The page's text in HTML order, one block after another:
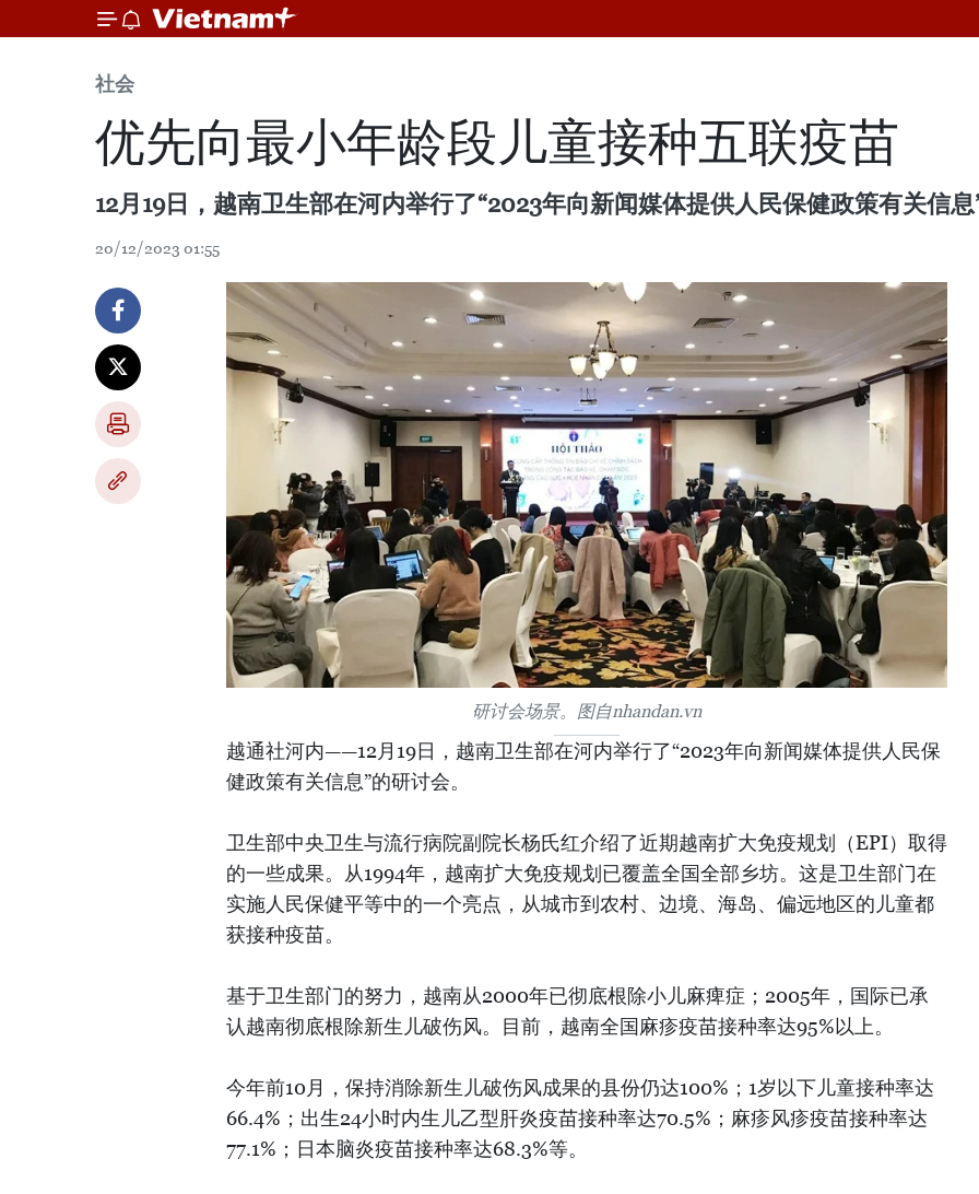
社会
优先向最小年龄段儿童接种五联疫苗
12月19日，越南卫生部在河内举行了“2023年向新闻媒体提供人民保健政策有关信
20/12/2023 01:55
研讨会场景。图自nhandan.vn
越通社河内——12月19日，越南卫生部在河内举行了“2023年向新闻媒体提供人民保
健政策有关信息”的研讨会。
卫生部中央卫生与流行病院副院长杨氏红介绍了近期越南扩大免疫规划（EPI）取得
的一些成果。从1994年，越南扩大免疫规划已覆盖全国全部乡坊。这是卫生部门在
实施人民保健平等中的一个亮点，从城市到农村、边境、海岛、偏远地区的儿童都
获接种疫苗。
基于卫生部门的努力，越南从2000年已彻底根除小儿麻痺症；2005年，国际已承
认越南彻底根除新生儿破伤风。目前，越南全国麻疹疫苗接种率达95%以上。
今年前10月，保持消除新生儿破伤风成果的县份仍达100%；1岁以下儿童接种率达
66.4%；出生24小时内生儿乙型肝炎疫苗接种率达70.5%；麻疹风疹疫苗接种率达
77.1%；日本脑炎疫苗接种率达68.3%等。